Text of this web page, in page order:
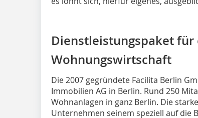
Dienstleistungspaket für
Wohnungswirtschaft
Die 2007 gegründete Facilita Berlin
Immobilien AG in Berlin. Rund 250
Wohnanlagen in ganz Berlin. Die
Unternehmen ­seinem speziell auf die